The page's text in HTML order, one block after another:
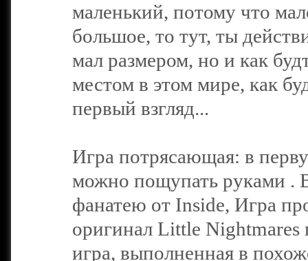
маленький, потому что
большое, то тут, ты
мал размером, но и как
местом в этом мире, как
первый взгляд...
Игра потрясающая: в
можно пощупать руками .
фанатею от Inside, Игра
оригинал Little Nightmares
игра, выполненная в